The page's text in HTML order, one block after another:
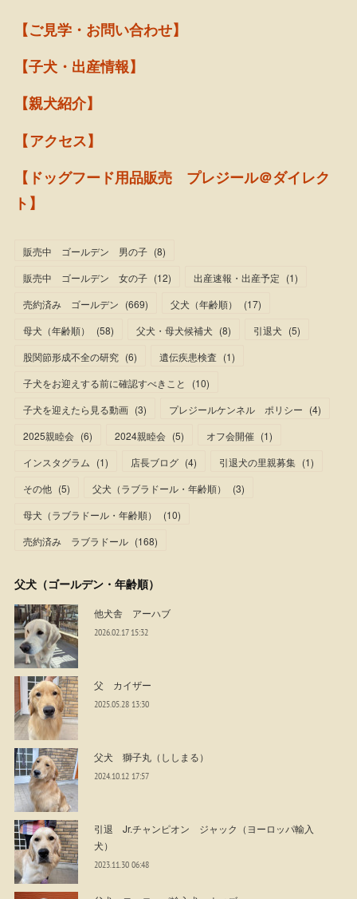
【ご見学・お問い合わせ】
【子犬・出産情報】
【親犬紹介】
【アクセス】
【ドッグフード用品販売 プレジール＠ダイレク
ト】
販売中 ゴールデン 男の子 (8)
販売中 ゴールデン 女の子 (12) 出産速報・出産予定 (1)
売約済み ゴールデン (669) 父犬（年齢順） (17)
母犬（年齢順）
(58) 父犬・母犬候補犬 (8) 引退犬 (5)
股関節形成不全の研究 (6) 遺伝疾患検査 (1)
子犬をお迎えする前に確認すべきこと
(10)
子犬を迎えたら見る動画 (3) プレジールケンネル ポリシー (4)
2025親睦会 (6) 2024親睦会 (5) オフ会開催 (1)
インスタグラム (1) 店長ブログ (4) 引退犬の里親募集 (1)
その他 (5) 父犬（ラブラドール・年齢順） (3)
母犬（ラブラドール・年齢順）
(10)
売約済み ラブラドール (168)
父犬（ゴールデン・年齢順）
他犬舎 アーハブ
2026.02.17 15:32
父 カイザー
2025.05.28 13:30
父犬 獅子丸（ししまる）
2024.10.12 17:57
引退 Jr.チャンピオン ジャック（ヨーロッパ輸入
犬）
2023.11.30 06:48